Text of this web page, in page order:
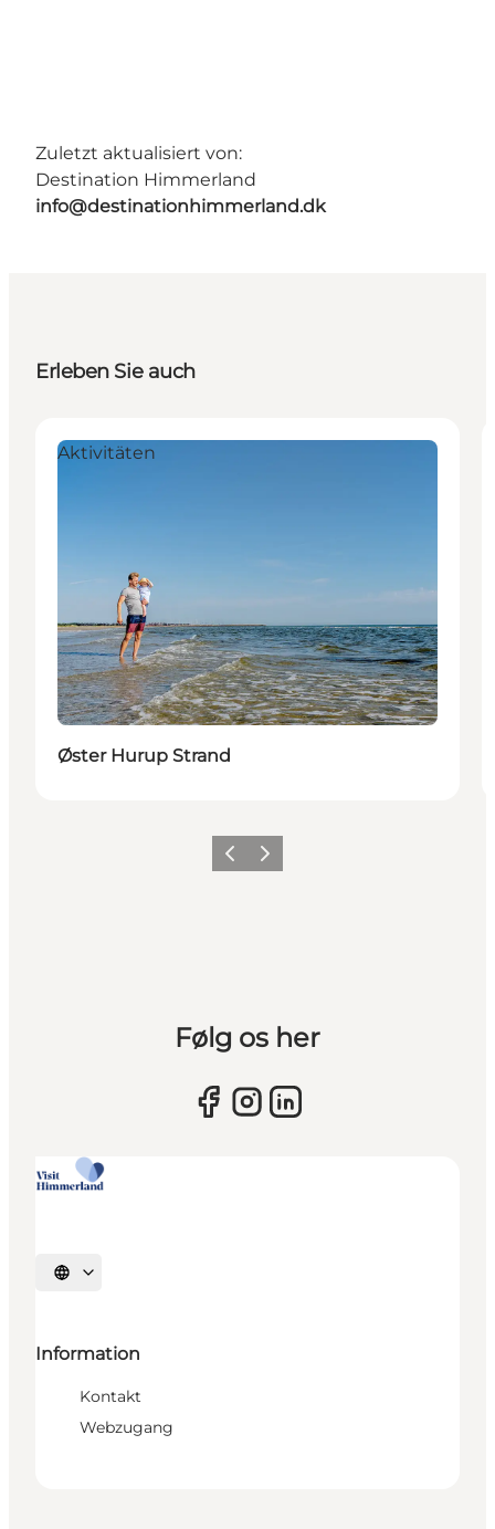
Zuletzt aktualisiert von:
Destination Himmerland
info@destinationhimmerland.dk
Erleben Sie auch
Aktivitäten
Øster Hurup Strand
Vorherige Folie
Nächste Folie
Følg os her
Sprache auswählen
Information
Kontakt
Webzugang